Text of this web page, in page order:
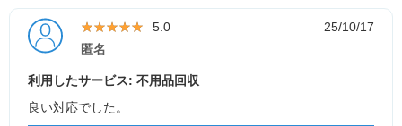
★★★★★
★★★★★ 5.0
25/10/17
匿名
利用したサービス: 不用品回収
良い対応でした。